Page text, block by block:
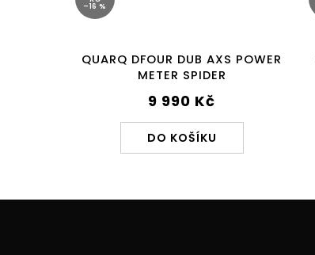
–16 %
QUARQ DFOUR DUB AXS POWER
METER SPIDER
9 990 Kč
DO KOŠÍKU